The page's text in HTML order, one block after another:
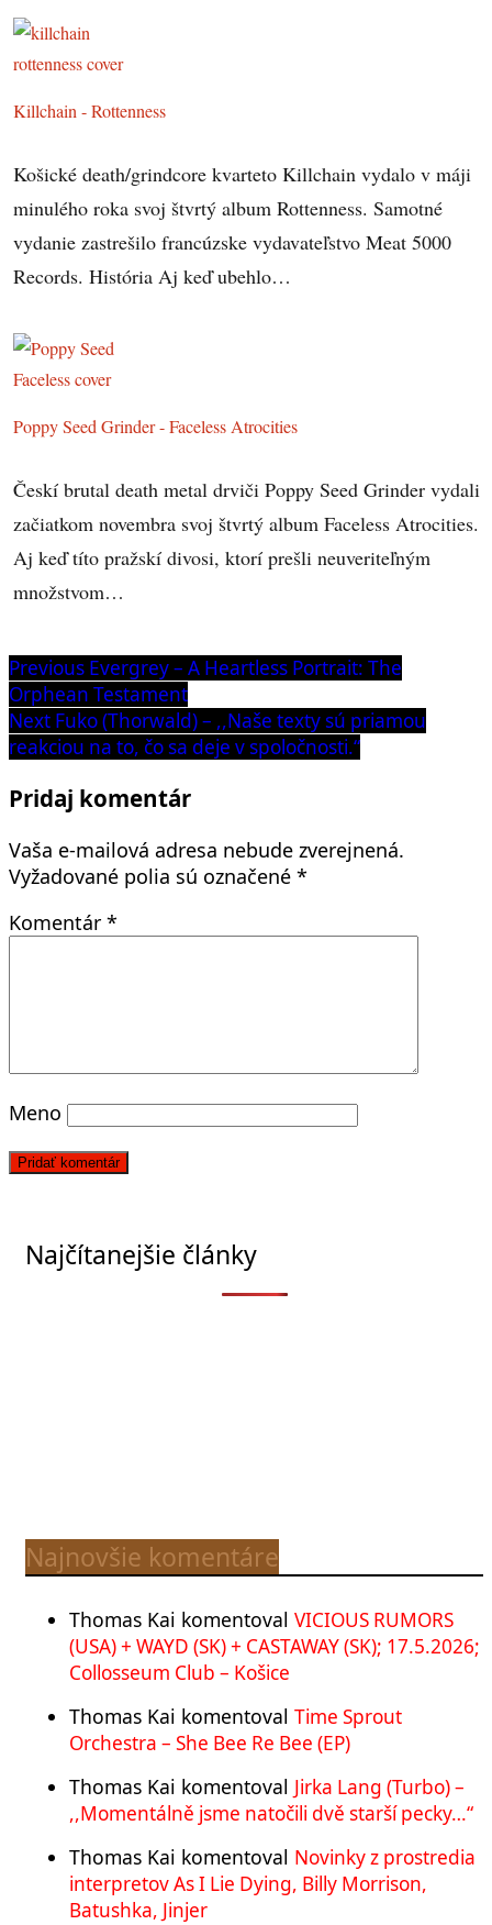
Killchain - Rottenness
Košické death/grindcore kvarteto Killchain vydalo v máji
minulého roka svoj štvrtý album Rottenness. Samotné
vydanie zastrešilo francúzske vydavateľstvo Meat 5000
Records. História Aj keď ubehlo…
Poppy Seed Grinder - Faceless Atrocities
Českí brutal death metal drviči Poppy Seed Grinder vydali
začiatkom novembra svoj štvrtý album Faceless Atrocities.
Aj keď títo pražskí divosi, ktorí prešli neuveriteľným
množstvom…
Navigácia
v
článku
Previous Previous
post:
Evergrey – A Heartless Portrait: The
Orphean Testament
Next Next
post:
Fuko (Thorwald) – ,,Naše texty sú priamou
reakciou na to, čo sa deje v spoločnosti.“
Pridaj komentár
Vaša e-mailová adresa nebude zverejnená.
Vyžadované polia sú označené *
Komentár *
Meno
Najčítanejšie články
Najnovšie komentáre
Thomas Kai komentoval VICIOUS RUMORS
(USA) + WAYD (SK) + CASTAWAY (SK); 17.5.2026;
Collosseum Club – Košice
Thomas Kai komentoval Time Sprout
Orchestra – She Bee Re Bee (EP)
Thomas Kai komentoval Jirka Lang (Turbo) –
,,Momentálně jsme natočili dvě starší pecky…“
Thomas Kai komentoval Novinky z prostredia
interpretov As I Lie Dying, Billy Morrison,
Batushka, Jinjer